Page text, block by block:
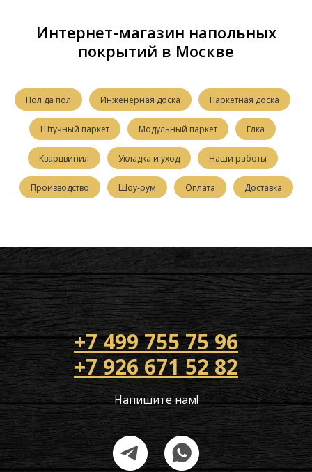
Интернет-магазин напольных
покрытий в Москве
Пол да пол Инженерная доска Паркетная доска
Штучный паркет Модульный паркет Елка
Кварцвинил Укладка и уход Наши работы
Производство Шоу-рум Оплата Доставка
+7 499 755 75 96
+7 926 671 52 82
Напишите нам!